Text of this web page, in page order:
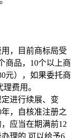
，目前商标局受
商品，10个以上商
元），如果委托商
费用。
进行续展、变
，自核准注册之
应当在期满前12
理的,可以给予6